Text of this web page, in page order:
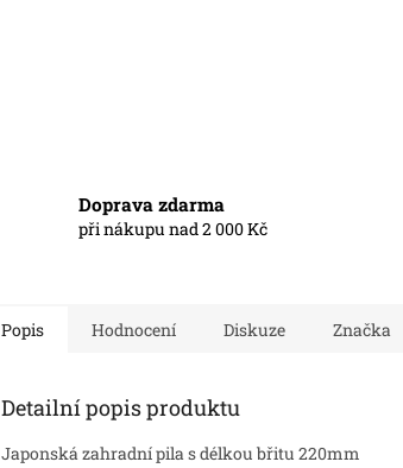
Doprava zdarma
při nákupu nad 2 000 Kč
Popis Hodnocení Diskuze Značka
Detailní popis produktu
Japonská zahradní pila s délkou břitu 220mm